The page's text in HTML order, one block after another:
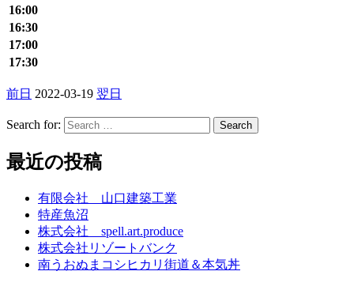
16:00
16:30
17:00
17:30
前日 2022-03-19 翌日
Search for:
最近の投稿
有限会社 山口建築工業
特産魚沼
株式会社 spell.art.produce
株式会社リゾートバンク
南うおぬまコシヒカリ街道＆本気丼